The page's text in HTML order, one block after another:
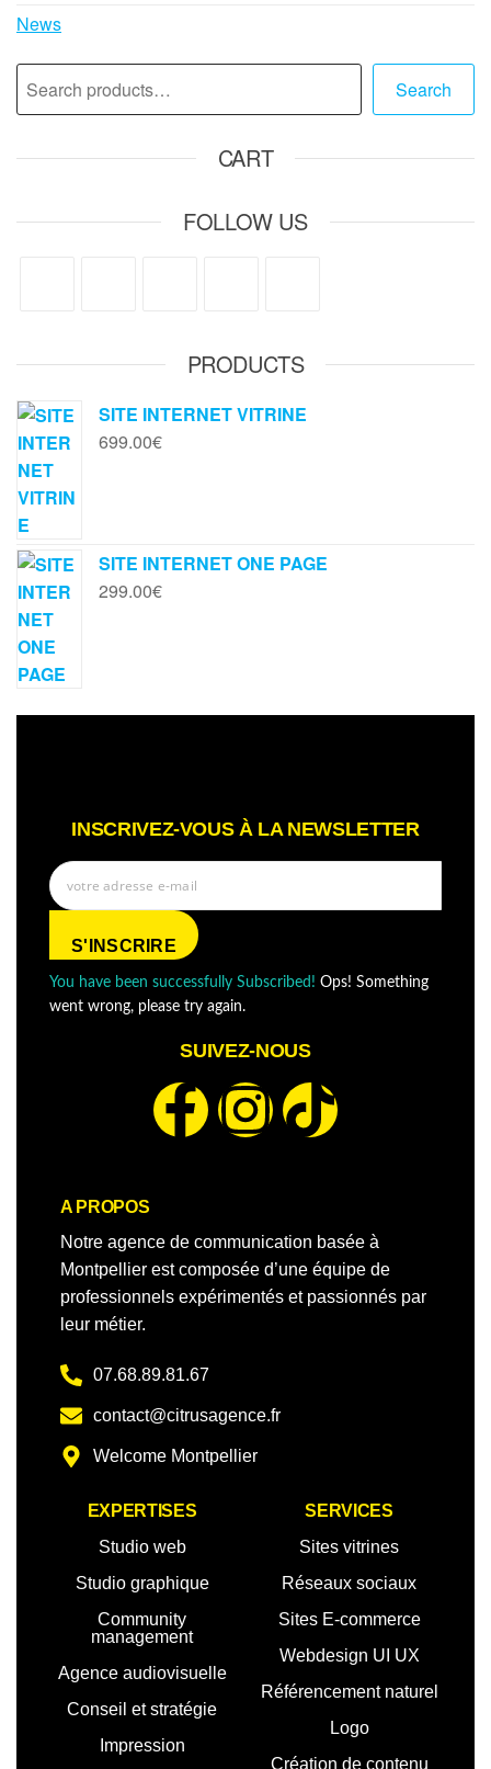
News
Search
CART
FOLLOW US
PRODUCTS
SITE INTERNET VITRINE
699.00€
SITE INTERNET ONE PAGE
299.00€
INSCRIVEZ-VOUS À LA NEWSLETTER
S'INSCRIRE
You have been successfully Subscribed! Ops! Something
went wrong, please try again.
SUIVEZ-NOUS
A PROPOS
Notre agence de communication basée à
Montpellier est composée d’une équipe de
professionnels expérimentés et passionnés par
leur métier.
07.68.89.81.67
contact@citrusagence.fr
Welcome Montpellier
EXPERTISES
Studio web
Studio graphique
Community
management
Agence audiovisuelle
Conseil et stratégie
Impression
SERVICES
Sites vitrines
Réseaux sociaux
Sites E-commerce
Webdesign UI UX
Référencement naturel
Logo
Création de contenu